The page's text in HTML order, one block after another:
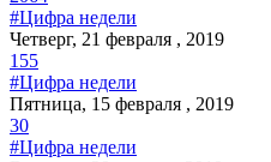
#Цифра недели
Четверг, 21 февраля , 2019
155
#Цифра недели
Пятница, 15 февраля , 2019
30
#Цифра недели